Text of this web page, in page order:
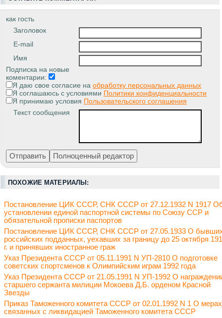
как гость
Заголовок
E-mail
Имя
Подписка на новые
коментарии:
Я даю свое согласие на обработку персональных данных
Я соглашаюсь с условиями Политики конфиденциальности
Я принимаю условия Пользовательского соглашения
Текст сообщения
ПОХОЖИЕ МАТЕРИАЛЫ:
Постановление ЦИК СССР, СНК СССР от 27.12.1932 N 1917
установлении единой паспортной системы по Союзу ССР и
обязательной прописки паспортов
Постановление ЦИК СССР, СНК СССР от 27.05.1933 О
российских подданных, уехавших за границу до 25 октября
г. и принявших иностранное граж
Указ Президента СССР от 05.11.1991 N УП-2810 О подготовке
советских спортсменов к Олимпийским играм 1992 года
Указ Президента СССР от 21.05.1991 N УП-1992 О
старшего сержанта милиции Мокоева Д.Б. орденом Красной
Звезды
Приказ Таможенного комитета СССР от 02.01.1992 N 1 О
связанных с ликвидацией Таможенного комитета СССР